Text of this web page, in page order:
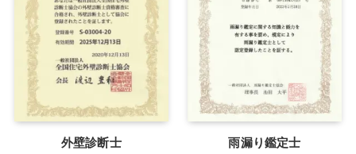
外壁診断士 雨漏り鑑定士